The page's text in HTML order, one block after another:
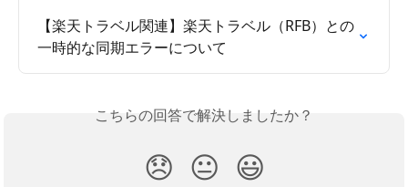
【楽天トラベル関連】楽天トラベル（RFB）との
一時的な同期エラーについて
こちらの回答で解決しましたか？
😞 😐 😃